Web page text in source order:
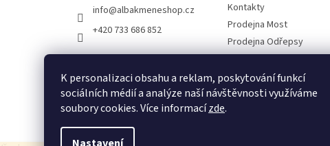
K personalizaci obsahu a reklam, poskytování funkcí
sociálních médií a analýze naší návštěvnosti využíváme
soubory cookies. Více informacízde.
info@albakmeneshop.cz
+420 733 686 852
Kontakty
Prodejna Most
Prodejna Odřepsy
O společnosti
Blog